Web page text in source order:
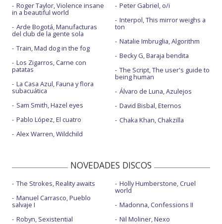
Roger Taylor, Violence insane
in a beautiful world
Arde Bogotá, Manufacturas
del club de la gente sola
Train, Mad dog in the fog
Los Zigarros, Carne con
patatas
La Casa Azul, Fauna y flora
subacuática
Sam Smith, Hazel eyes
Pablo López, El cuatro
Alex Warren, Wildchild
Peter Gabriel, o/i
Interpol, This mirror weighs a
ton
Natalie Imbruglia, Algorithm
Becky G, Baraja bendita
The Script, The user's guide to
being human
Álvaro de Luna, Azulejos
David Bisbal, Eternos
Chaka Khan, Chakzilla
NOVEDADES DISCOS
The Strokes, Reality awaits
Manuel Carrasco, Pueblo
salvaje I
Robyn, Sexistential
Holly Humberstone, Cruel
world
Madonna, Confessions II
Nil Moliner, Nexo